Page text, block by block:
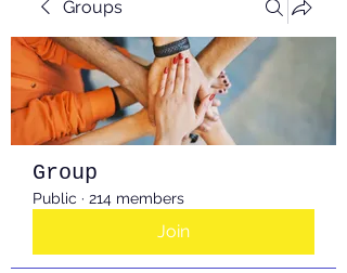
Groups
Group
Public · 214 members
Join